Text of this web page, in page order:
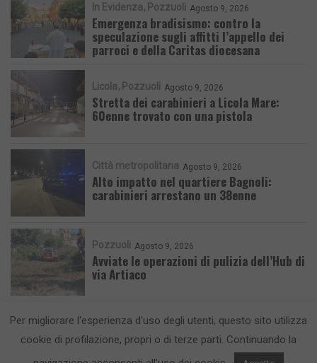
In Evidenza Pozzuoli Agosto 9, 2026
Emergenza bradisismo: contro la
speculazione sugli affitti l’appello dei
parroci e della Caritas diocesana
Licola Pozzuoli Agosto 9, 2026
Stretta dei carabinieri a Licola Mare:
60enne trovato con una pistola
Città metropolitana Agosto 9, 2026
Alto impatto nel quartiere Bagnoli:
carabinieri arrestano un 38enne
Pozzuoli Agosto 9, 2026
Avviate le operazioni di pulizia dell’Hub di
via Artiaco
Per migliorare l'esperienza d'uso degli utenti, questo sito utilizza
cookie di profilazione, propri o di terze parti. Continuando la